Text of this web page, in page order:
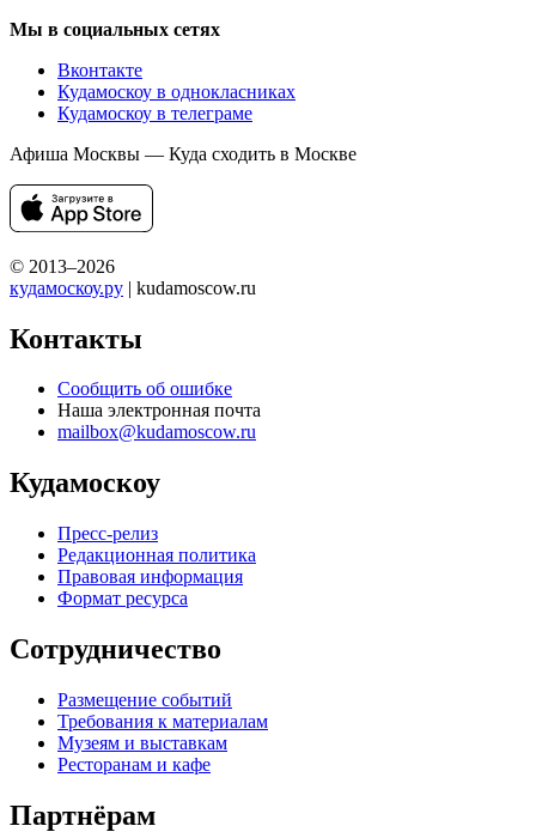
Мы в социальных сетях
Вконтакте
Кудамоскоу в однокласниках
Кудамоскоу в телеграме
Афиша Москвы — Куда сходить в Москве
© 2013–2026
кудамоскоу.ру | kudamoscow.ru
Контакты
Сообщить об ошибке
Наша электронная почта
mailbox@kudamoscow.ru
Кудамоскоу
Пресс-релиз
Редакционная политика
Правовая информация
Формат ресурса
Сотрудничество
Размещение событий
Требования к материалам
Музеям и выставкам
Ресторанам и кафе
Партнёрам